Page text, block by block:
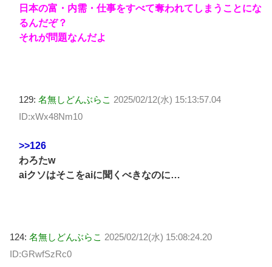
日本の富・内需・仕事をすべて奪われてしまうことにな
るんだぞ？
それが問題なんだよ
129: 名無しどんぶらこ 2025/02/12(水) 15:13:57.04
ID:xWx48Nm10
>>126
わろたw
aiクソはそこをaiに聞くべきなのに…
124: 名無しどんぶらこ 2025/02/12(水) 15:08:24.20
ID:GRwfSzRc0